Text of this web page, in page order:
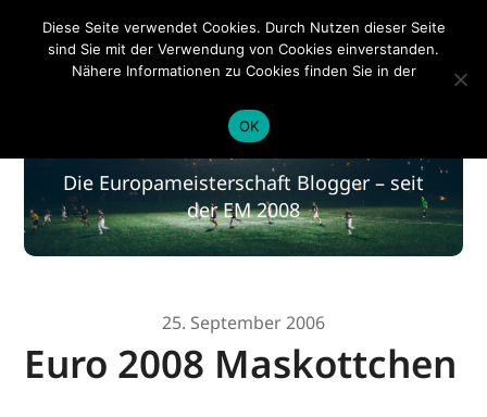
EM 2020
EM 2020
Die Europameisterschaft Blogger – seit
der EM 2008
25. September 2006
Euro 2008 Maskottchen
Diese Seite verwendet Cookies. Durch Nutzen dieser Seite
sind Sie mit der Verwendung von Cookies einverstanden.
Nähere Informationen zu Cookies finden Sie in der
OK